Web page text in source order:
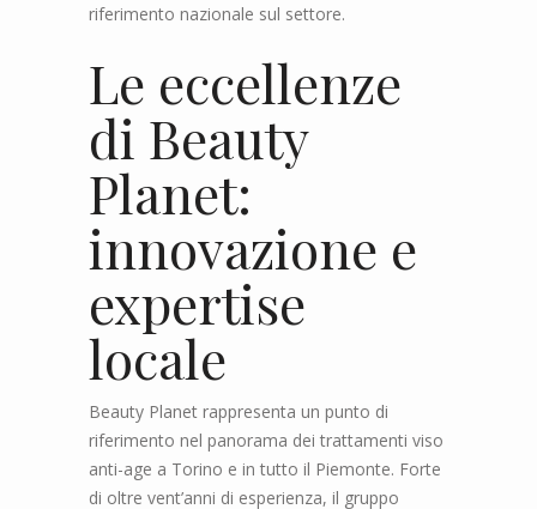
riferimento nazionale sul settore.
Le eccellenze
di Beauty
Planet:
innovazione e
expertise
locale
Beauty Planet rappresenta un punto di
riferimento nel panorama dei trattamenti viso
anti-age a Torino e in tutto il Piemonte. Forte
di oltre vent’anni di esperienza, il gruppo